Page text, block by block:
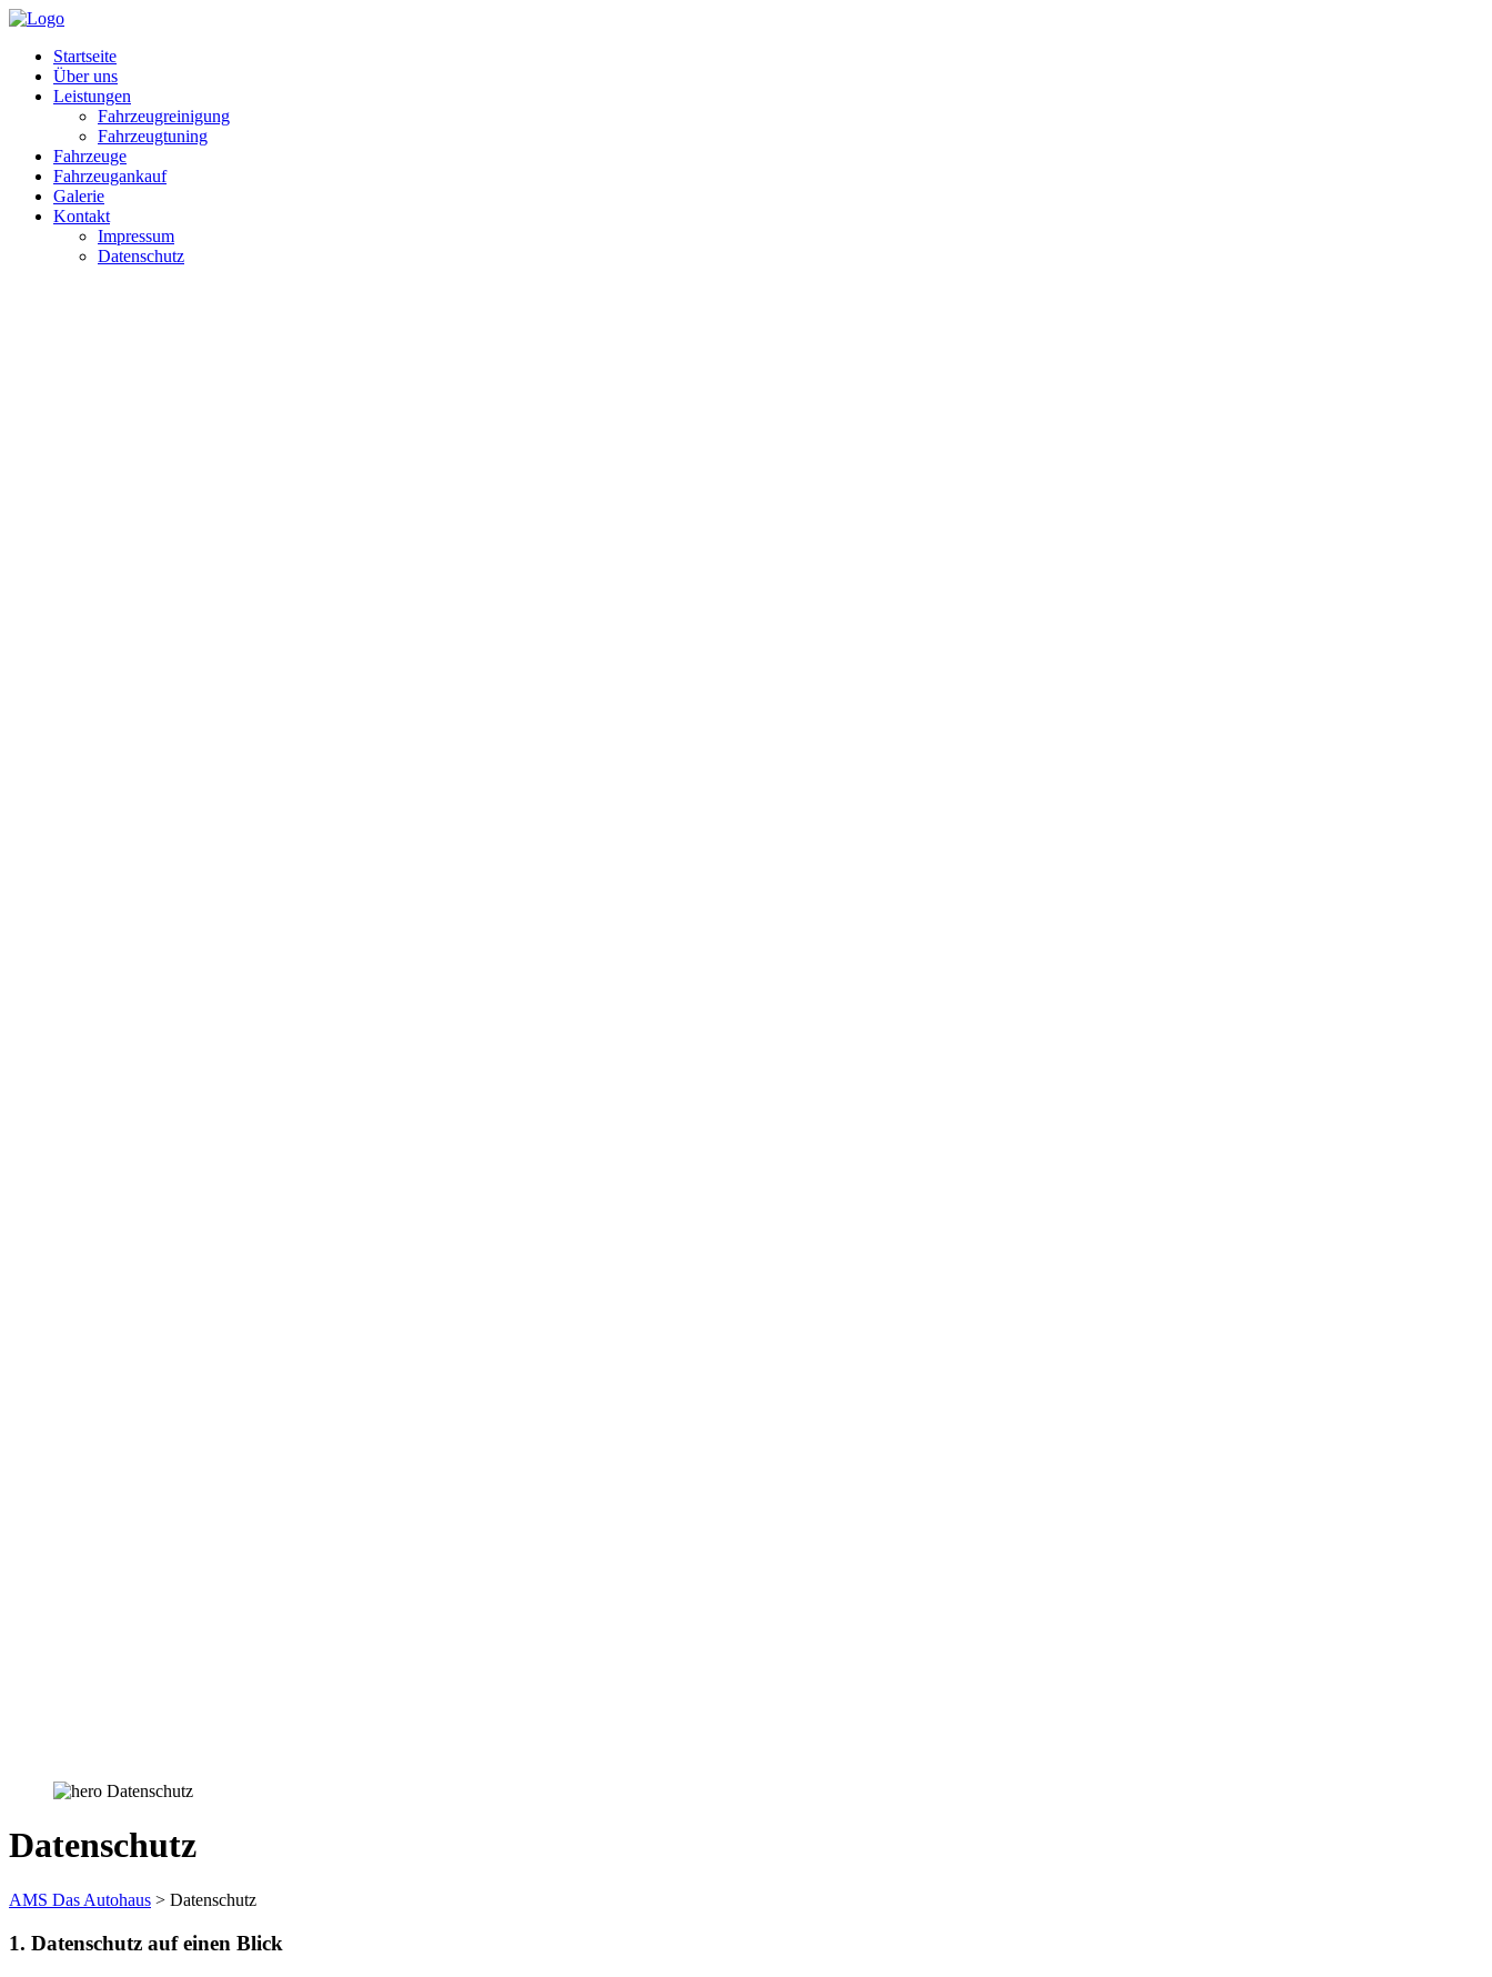
Startseite
Über uns
Leistungen
Fahrzeugreinigung
Fahrzeugtuning
Fahrzeuge
Fahrzeugankauf
Galerie
Kontakt
Impressum
Datenschutz
Datenschutz
AMS Das Autohaus > Datenschutz
1. Datenschutz auf einen Blick